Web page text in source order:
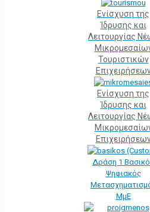
Ενίσχυση της
Ίδρυσης και
Λειτουργίας
Τουριστικών
Ενίσχυση της
Ίδρυσης και
Λειτουργίας
Δράση 1
Ψηφιακός
ΜμΕ